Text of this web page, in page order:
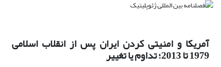
آمریکا و امنیتی کردن ایران پس از انقلاب اسلامی
1979 تا 2013؛ تداوم یا تغییر